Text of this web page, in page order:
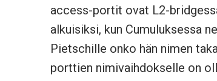
access-portit ovat L2-
alkuisiksi, kun Cumuluksessa
Pietschille onko hän nimen
porttien nimivaihdokselle on